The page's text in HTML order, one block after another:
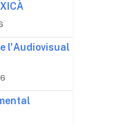
l'Audiovisual